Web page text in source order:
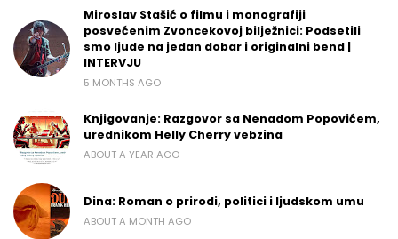
Miroslav Stašić o filmu i monografiji
posvećenim Zvoncekovoj bilježnici: Podsetili
smo ljude na jedan dobar i originalni bend |
INTERVJU
5 MONTHS AGO
Knjigovanje: Razgovor sa Nenadom Popovićem,
urednikom Helly Cherry vebzina
ABOUT A YEAR AGO
Dina: Roman o prirodi, politici i ljudskom umu
ABOUT A MONTH AGO